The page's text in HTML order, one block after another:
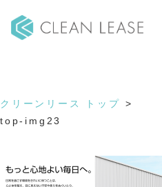
top-img23
2020年11月11日
クリーンリース トップ >
top-img23